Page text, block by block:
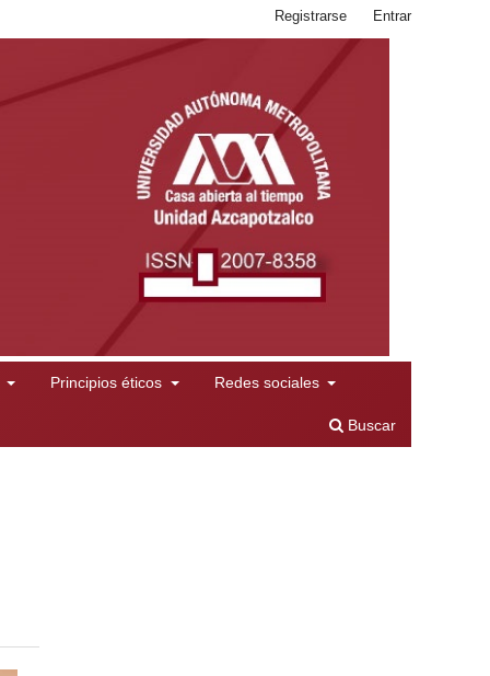
Principios éticos Redes sociales
Buscar
Registrarse Entrar